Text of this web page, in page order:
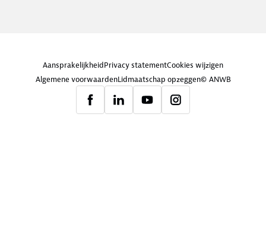
AansprakelijkheidPrivacy statementCookies wijzigen
Algemene voorwaardenLidmaatschap opzeggen© ANWB